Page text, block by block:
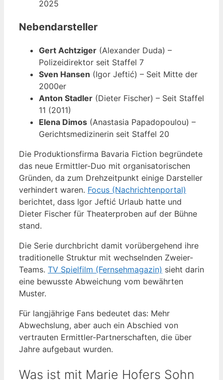
2025
Nebendarsteller
Gert Achtziger (Alexander Duda) –
Polizeidirektor seit Staffel 7
Sven Hansen (Igor Jeftić) – Seit Mitte der
2000er
Anton Stadler (Dieter Fischer) – Seit Staffel
11 (2011)
Elena Dimos (Anastasia Papadopoulou) –
Gerichtsmedizinerin seit Staffel 20
Die Produktionsfirma Bavaria Fiction begründete
das neue Ermittler-Duo mit organisatorischen
Gründen, da zum Drehzeitpunkt einige Darsteller
verhindert waren. Focus (Nachrichtenportal)
berichtet, dass Igor Jeftić Urlaub hatte und
Dieter Fischer für Theaterproben auf der Bühne
stand.
Die Serie durchbricht damit vorübergehend ihre
traditionelle Struktur mit wechselnden Zweier-
Teams. TV Spielfilm (Fernsehmagazin) sieht darin
eine bewusste Abweichung vom bewährten
Muster.
Für langjährige Fans bedeutet das: Mehr
Abwechslung, aber auch ein Abschied von
vertrauten Ermittler-Partnerschaften, die über
Jahre aufgebaut wurden.
Was ist mit Marie Hofers Sohn